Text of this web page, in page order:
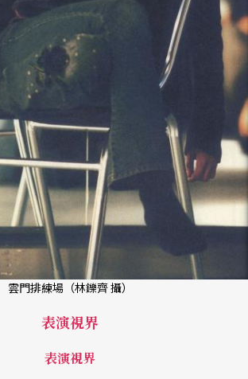
雲門排練場（林鑠齊 攝）
表演視界
表演視界